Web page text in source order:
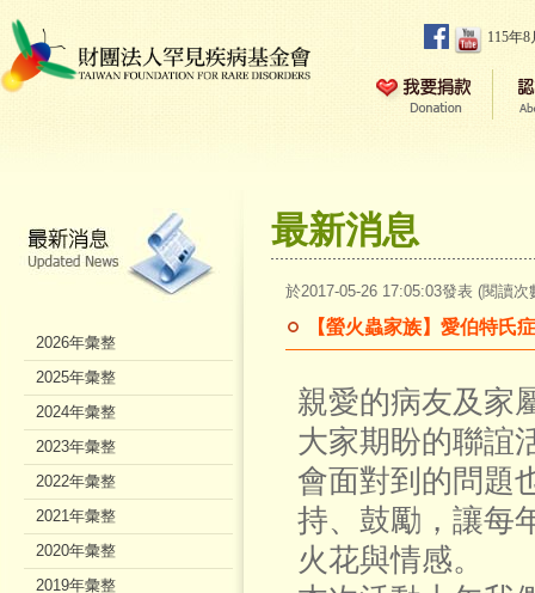
115年
最新消息
於2017-05-26 17:05:03發表 (閱讀次
【螢火蟲家族】愛伯特氏
親愛的病友及家
大家期盼的聯誼
會面對到的問題
持、鼓勵，讓每
火花與情感。
2026年彙整
2025年彙整
2024年彙整
2023年彙整
2022年彙整
2021年彙整
2020年彙整
2019年彙整